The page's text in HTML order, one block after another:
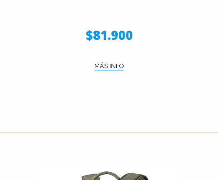
$81.900
MÁS INFO